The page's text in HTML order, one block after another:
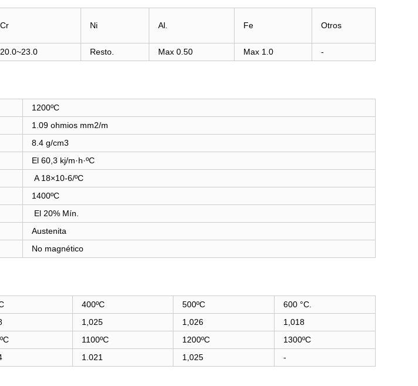
Cr Ni Al. Fe
Otros
20.0~23.0 Resto. Max 0.50 Max 1.0 -
1200ºC
1.09 ohmios mm2/m
8.4 g/cm3
El 60,3 kj/m·h·ºC
Α 18×10-6/ºC
1400ºC
El 20% Mín.
Austenita
No magnético
400ºC 500ºC
600 °C.
1,025 1,026
1,018
1100ºC 1200ºC
1300ºC
1.021 1,025 -